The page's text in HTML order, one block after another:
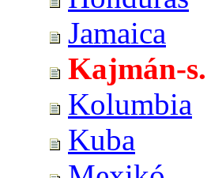
Jamaica
Kajmán-s.
Kolumbia
Kuba